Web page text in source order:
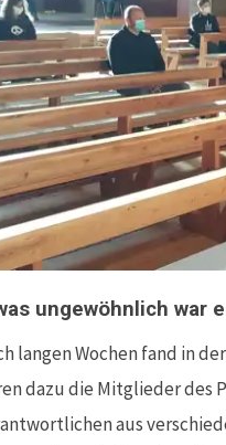
ungewöhnlich war
langen Wochen fand in
dazu die Mitglieder des
aus